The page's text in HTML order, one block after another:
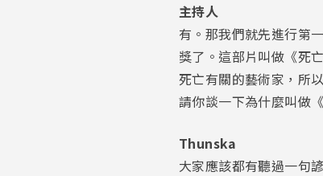
主持人
有。那我們就先進行第
獎了。這部片叫做《死
死亡有關的藝術家，所
請你談一下為什麼叫做
Thunska
大家應該都有聽過一句